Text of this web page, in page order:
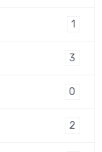
1
3
0
2